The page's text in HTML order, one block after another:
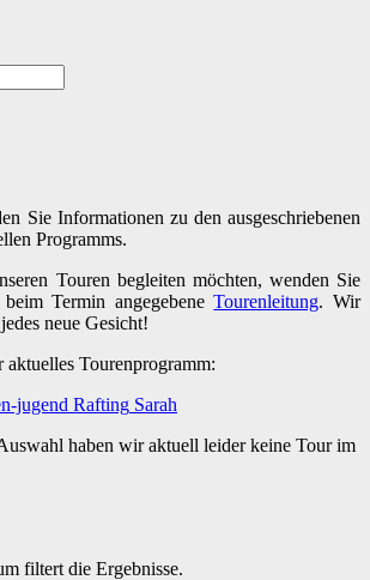
Sie Informationen zu den ausgeschriebenen
Programms.
Touren begleiten möchten, wenden Sie
Termin angegebeneTourenleitung. Wir
neue Gesicht!
Tourenprogramm:
jugend Rafting Sarah
haben wir aktuell leider keine Tour im
filtert die Ergebnisse.